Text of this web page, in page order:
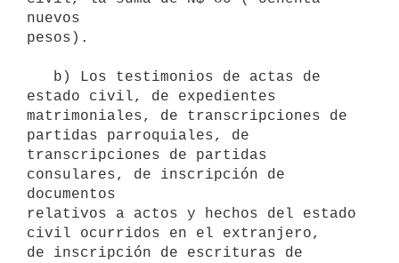
nuevos
pesos).
estado civil, de expedientes
matrimoniales, de transcripciones de
partidas parroquiales, de
transcripciones de partidas
consulares, de inscripción de
documentos
relativos a actos y hechos del estado
civil ocurridos en el extranjero,
de inscripción de escrituras de